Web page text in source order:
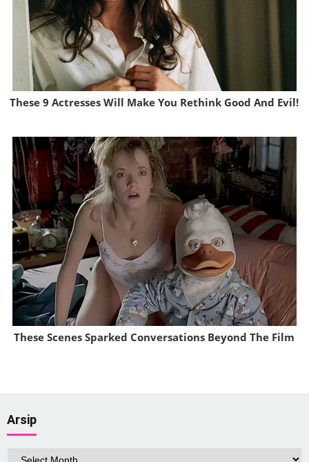
These 9 Actresses Will Make You Rethink Good And Evil!
These Scenes Sparked Conversations Beyond The Film
Arsip
Arsip